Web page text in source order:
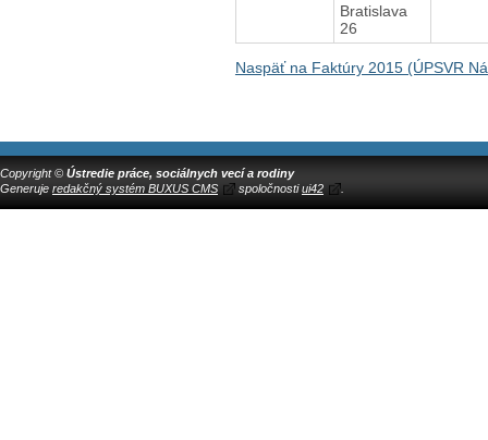
Bratislava
26
Naspäť na Faktúry 2015 (ÚPSVR
Copyright © Ústredie práce, sociálnych vecí a rodiny
Generuje redakčný systém BUXUS CMS spoločnostiui42